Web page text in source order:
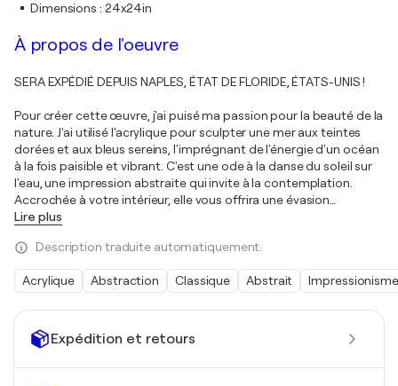
Expédition et retours
Dimensions : 24x24in
À propos de l'oeuvre
SERA EXPÉDIÉ DEPUIS NAPLES, ÉTAT DE FLORIDE, ÉTATS-UNIS !
Pour créer cette œuvre, j'ai puisé ma passion pour la beauté de la
nature. J'ai utilisé l'acrylique pour sculpter une mer aux teintes
dorées et aux bleus sereins, l'imprégnant de l'énergie d'un océan
à la fois paisible et vibrant. C'est une ode à la danse du soleil sur
l'eau, une impression abstraite qui invite à la contemplation.
Accrochée à votre intérieur, elle vous offrira une évasion
Lire plus
Description traduite automatiquement.
Acrylique Abstraction Classique Abstrait Impressionisme